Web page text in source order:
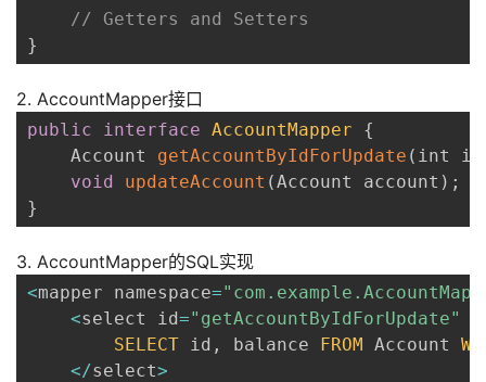
// Getters and Setters
}
2. AccountMapper接口
public interface AccountMapper
{
    Account
getAccountByIdForUpdate ( int id
void
updateAccount (Account account ) ;
}
3. AccountMapper的SQL实现
<mapper namespace=
<select id="getAccountByIdForUpdate"
SELECT id , balance FROM Account
</select>